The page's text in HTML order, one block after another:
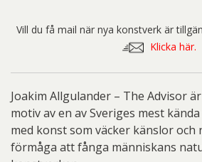
Vill du få mail när nya konstverk är
Klicka här.
Joakim Allgulander – The Advisor
motiv av en av Sveriges mest
med konst som väcker känslor och
förmåga att fånga människans